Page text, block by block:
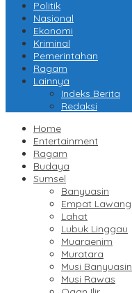
Politik
Nasional
Ekonomi
Kriminal
Pemerintahan
Ragam
Lainnya
Indeks Berita
Redaksi
Home
Entertainment
Ragam
Budaya
Sumsel
Banyuasin
Empat Lawang
Lahat
Lubuk Linggau
Muaraenim
Muratara
Musi Banyuasin
Musi Rawas